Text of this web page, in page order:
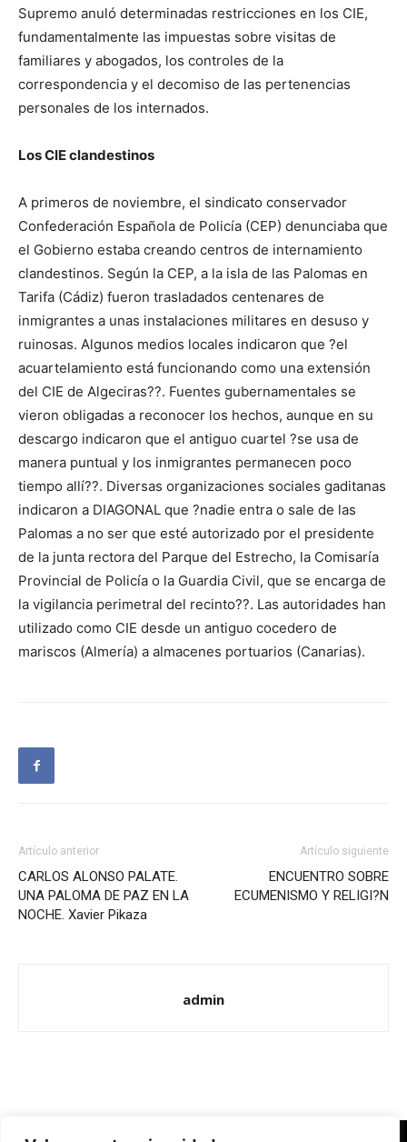
Supremo anuló determinadas restricciones en los CIE,
fundamentalmente las impuestas sobre visitas de
familiares y abogados, los controles de la
correspondencia y el decomiso de las pertenencias
personales de los internados.
Los CIE clandestinos
A primeros de noviembre, el sindicato conservador
Confederación Española de Policía (CEP) denunciaba que
el Gobierno estaba creando centros de internamiento
clandestinos. Según la CEP, a la isla de las Palomas en
Tarifa (Cádiz) fueron trasladados centenares de
inmigrantes a unas instalaciones militares en desuso y
ruinosas. Algunos medios locales indicaron que ?el
acuartelamiento está funcionando como una extensión
del CIE de Algeciras??. Fuentes gubernamentales se
vieron obligadas a reconocer los hechos, aunque en su
descargo indicaron que el antiguo cuartel ?se usa de
manera puntual y los inmigrantes permanecen poco
tiempo allí??. Diversas organizaciones sociales gaditanas
indicaron a DIAGONAL que ?nadie entra o sale de las
Palomas a no ser que esté autorizado por el presidente
de la junta rectora del Parque del Estrecho, la Comisaría
Provincial de Policía o la Guardia Civil, que se encarga de
la vigilancia perimetral del recinto??. Las autoridades han
utilizado como CIE desde un antiguo cocedero de
mariscos (Almería) a almacenes portuarios (Canarias).
Artículo anterior
CARLOS ALONSO PALATE.
UNA PALOMA DE PAZ EN LA
NOCHE. Xavier Pikaza
Artículo siguiente
ENCUENTRO SOBRE
ECUMENISMO Y RELIGI?N
admin